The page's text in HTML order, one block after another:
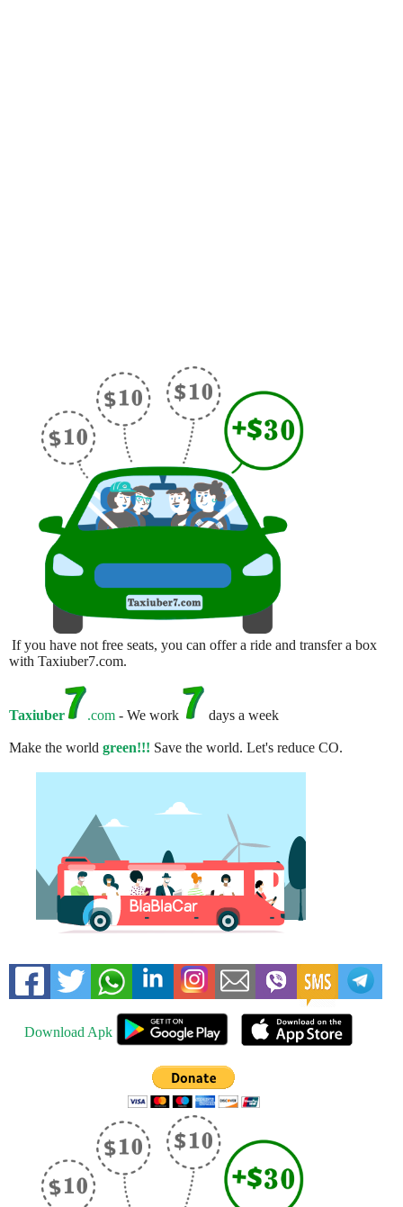
If you have not free seats, you can offer a ride and transfer a box
with Taxiuber7.com.
Taxiuber .com - We work days a week
Make the world green!!! Save the world. Let's reduce CO.
Download Apk